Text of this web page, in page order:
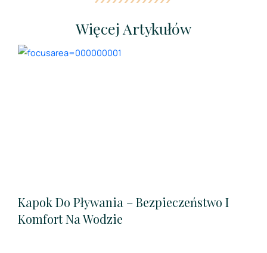
Więcej Artykułów
Kapok Do Pływania – Bezpieczeństwo I
Komfort Na Wodzie